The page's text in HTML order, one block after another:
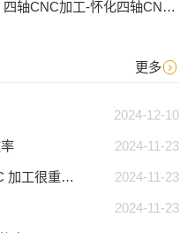
四轴CNC加工-怀化四轴CNC数控加工
更多
2024-12-10
2024-11-23
2024-11-23
为什么切削液对于有效的 CNC 加工很重要？
2024-11-23